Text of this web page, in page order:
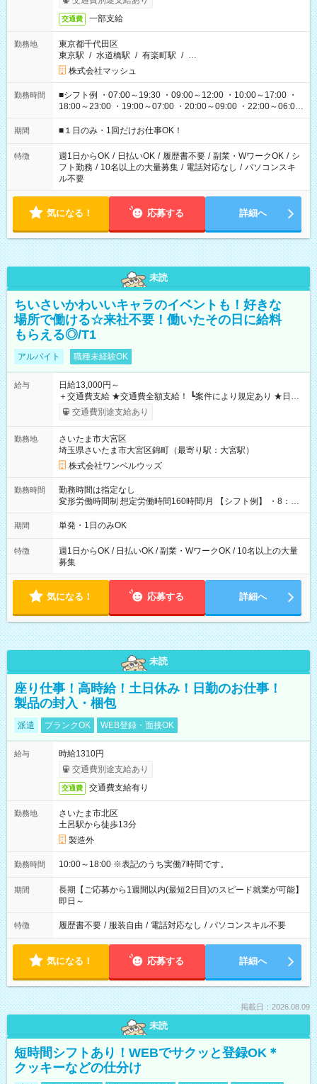
交通費 一部支給
勤務地
東京都千代田区
東京駅 / 水道橋駅 / 有楽町駅 / …
株式会社マッシュ
勤務時間
■シフト例 ・07:00～19:30 ・09:00～12:00 ・10:00～17:00 ・
18:00～23:00 ・19:00～07:00 ・20:00～09:00 ・22:00～06:00
etc ★最短で3時間で5,120円のお仕事から 15時間で2万円近く稼
げるお仕事も！ ご希望のお時間に合わせてご紹介！ ※シフトは
ください！
期間 ■１日のみ・1回だけお仕事OK！
特徴 週1日からOK / 日払いOK / 履歴書不要 / 副業・WワークOK / シ
フト勤務 / 10名以上の大量募集 / 電話対応なし / パソコンスキ
ル不要
気になる！ 応募する 詳細へ
未読
ちいさいかわいいキャラのイベントも！好きな
場所で働ける☆来社不要！働いたその日に給料
もらえる◎/T1
アルバイト 職種未経験OK
給与
日給13,000円～
＋交通費支給 ★交通費全額支給！ ┗案件により規定あり ★日払
いOK！（規定あり） ┗働いたその日に現金GET♪ お仕事後はコ
ンビニATMから 日払い分を引き落とせます！ 【試用期間】試
交通費別途支給あり
勤務地
さいたま市大宮区
埼玉県さいたま市大宮区錦町（最寄り駅：大宮駅）
株式会社ワンベルウッズ
勤務時間
勤務時間は指定なし
変形労働時間制 想定労働時間160時間/月 【シフト例】 ・8：00
～21：00
期間 単発・1日のみOK
特徴
週1日からOK / 日払いOK / 副業・WワークOK / 10名以上の大量
募集
気になる！ 応募する 詳細へ
未読
座り仕事！高時給！土日休み！日勤のお仕事！
製品の封入・梱包
派遣 ブランクOK WEB登録・面接OK
給与
時給1310円
交通費別途支給あり
交通費 交通費支給有り
勤務地
さいたま市北区
土呂駅から徒歩13分
製造外
勤務時間 10:00～18:00 ※表記のうち実働7時間です。
期間
長期【ご応募から1週間以内(最短2日目)のスピード就業が可能】
即日～
特徴 履歴書不要 / 服装自由 / 電話対応なし / パソコンスキル不要
気になる！ 応募する 詳細へ
掲載日：2026.08.09
未読
短時間シフトあり！WEBでサクッと登録OK＊
クッキーなどの仕分け